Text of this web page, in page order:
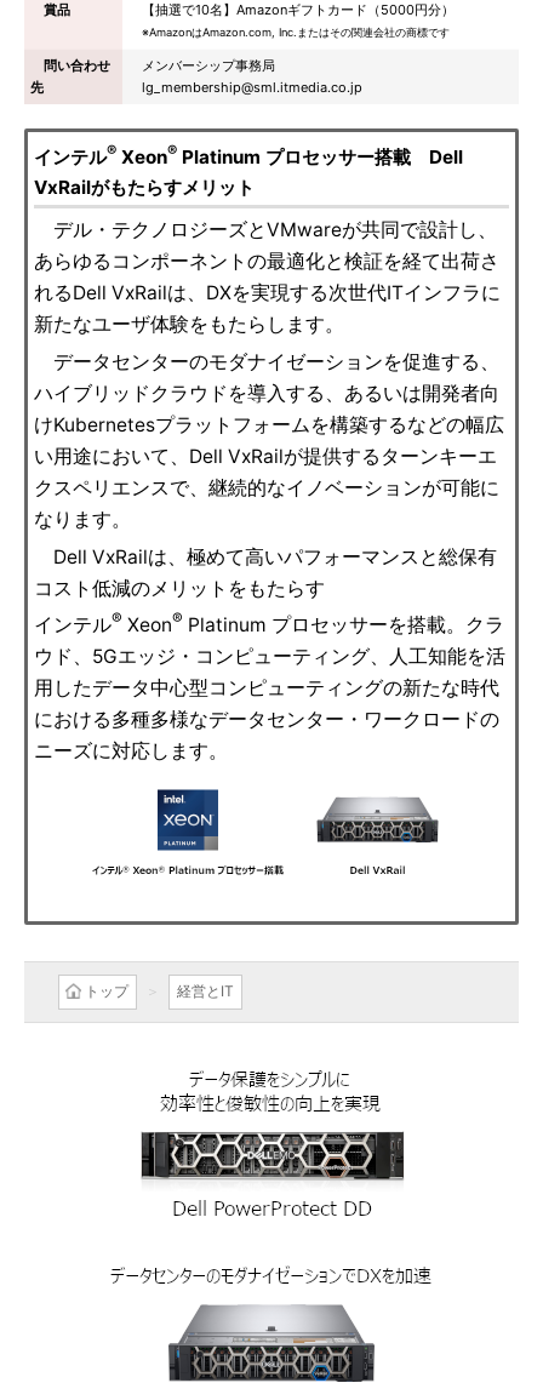
賞品
【抽選で10名】Amazonギフトカード（5000円分）
※AmazonはAmazon.com, Inc.またはその関連会社の商標です
問い合わせ
先
メンバーシップ事務局
lg_membership@sml.itmedia.co.jp
インテル® Xeon® Platinum プロセッサー搭載 Dell
VxRailがもたらすメリット
デル・テクノロジーズとVMwareが共同で設計し、
あらゆるコンポーネントの最適化と検証を経て出荷さ
れるDell VxRailは、DXを実現する次世代ITインフラに
新たなユーザ体験をもたらします。
データセンターのモダナイゼーションを促進する、
ハイブリッドクラウドを導入する、あるいは開発者向
けKubernetesプラットフォームを構築するなどの幅広
い用途において、Dell VxRailが提供するターンキーエ
クスペリエンスで、継続的なイノベーションが可能に
なります。
Dell VxRailは、極めて高いパフォーマンスと総保有
コスト低減のメリットをもたらす
インテル® Xeon® Platinum プロセッサーを搭載。クラ
ウド、5Gエッジ・コンピューティング、人工知能を活
用したデータ中心型コンピューティングの新たな時代
における多種多様なデータセンター・ワークロードの
ニーズに対応します。
トップ 経営とIT